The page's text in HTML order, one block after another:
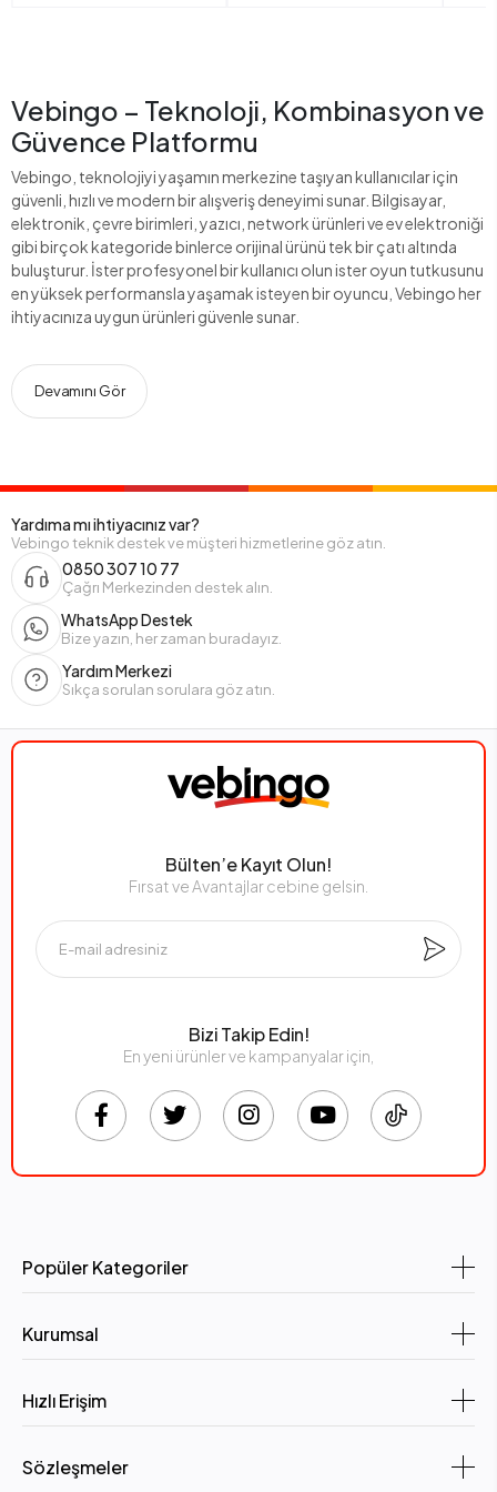
Vebingo – Teknoloji, Kombinasyon ve
Güvence Platformu
Vebingo, teknolojiyi yaşamın merkezine taşıyan kullanıcılar için
güvenli, hızlı ve modern bir alışveriş deneyimi sunar. Bilgisayar,
elektronik, çevre birimleri, yazıcı, network ürünleri ve ev elektroniği
gibi birçok kategoride binlerce orijinal ürünü tek bir çatı altında
buluşturur. İster profesyonel bir kullanıcı olun ister oyun tutkusunu
en yüksek performansla yaşamak isteyen bir oyuncu, Vebingo her
ihtiyacınıza uygun ürünleri güvenle sunar.
Devamını Gör
Yardıma mı ihtiyacınız var?
Vebingo teknik destek ve müşteri hizmetlerine göz atın.
0850 307 10 77
Çağrı Merkezinden destek alın.
WhatsApp Destek
Bize yazın, her zaman buradayız.
Yardım Merkezi
Sıkça sorulan sorulara göz atın.
Bülten’e Kayıt Olun!
Fırsat ve Avantajlar cebine gelsin.
Bizi Takip Edin!
En yeni ürünler ve kampanyalar için,
Popüler Kategoriler
Kurumsal
Hızlı Erişim
Sözleşmeler